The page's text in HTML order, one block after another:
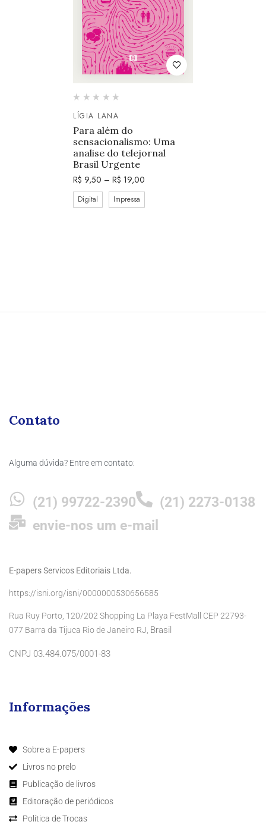
LÍGIA LANA
Para além do
sensacionalismo: Uma
analise do telejornal
Brasil Urgente
R$ 9,50 – R$ 19,00
Digital Impressa
Contato
Alguma dúvida? Entre em contato:
(21) 99722-2390
(21) 2273-0138
envie-nos um e-mail
E-papers Servicos Editoriais Ltda.
https://isni.org/isni/0000000530656585
Rua Ruy Porto, 120/202 Shopping La Playa FestMall CEP 22793-
077 Barra da Tijuca Rio de Janeiro RJ, Brasil
CNPJ 03.484.075/0001-83
Informações
Sobre a E-papers
Livros no prelo
Publicação de livros
Editoração de periódicos
Política de Trocas